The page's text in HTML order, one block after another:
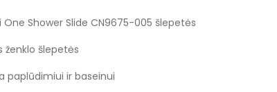
One Shower Slide CN9675-005 šlepetės
ženklo šlepetės
paplūdimiui ir baseinui